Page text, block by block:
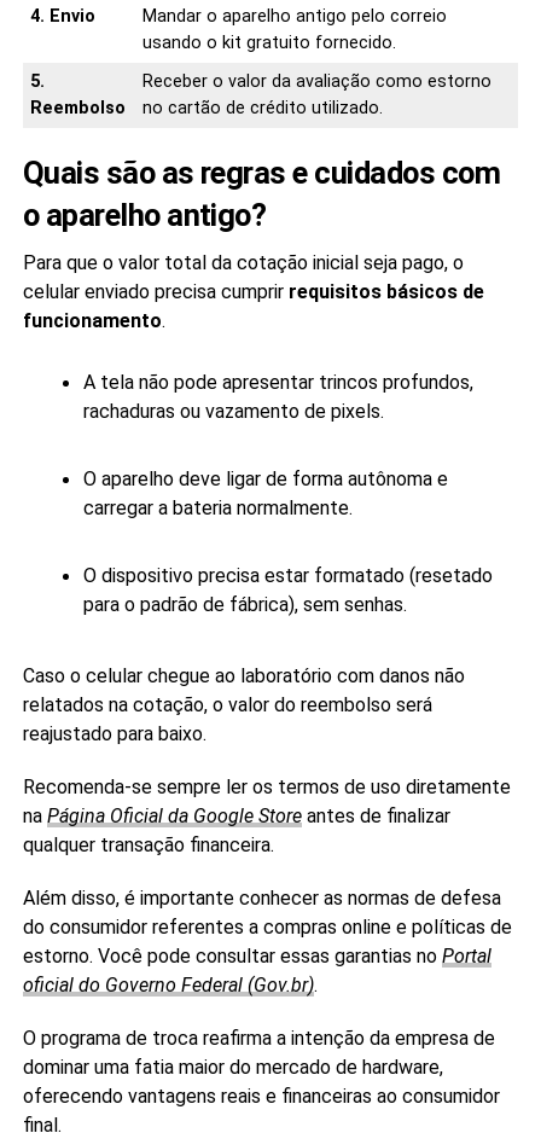
4. Envio
Mandar o aparelho antigo pelo correio
usando o kit gratuito fornecido.
5.
Reembolso
Receber o valor da avaliação como estorno
no cartão de crédito utilizado.
Quais são as regras e cuidados com
o aparelho antigo?
Para que o valor total da cotação inicial seja pago, o
celular enviado precisa cumprir requisitos básicos de
funcionamento.
A tela não pode apresentar trincos profundos,
rachaduras ou vazamento de pixels.
O aparelho deve ligar de forma autônoma e
carregar a bateria normalmente.
O dispositivo precisa estar formatado (resetado
para o padrão de fábrica), sem senhas.
Caso o celular chegue ao laboratório com danos não
relatados na cotação, o valor do reembolso será
reajustado para baixo.
Recomenda-se sempre ler os termos de uso diretamente
na Página Oficial da Google Storeantes de finalizar
qualquer transação financeira.
Além disso, é importante conhecer as normas de defesa
do consumidor referentes a compras online e políticas de
estorno. Você pode consultar essas garantias no Portal
oficial do Governo Federal (Gov.br).
O programa de troca reafirma a intenção da empresa de
dominar uma fatia maior do mercado de hardware,
oferecendo vantagens reais e financeiras ao consumidor
final.